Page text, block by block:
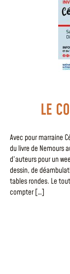
LE
Avec pour marraine
du livre de Nemours
d’auteurs pour un
dessin, de
tables rondes. Le
compter […]